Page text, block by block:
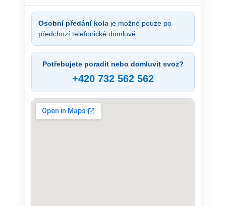
Osobní předání kola je možné pouze po
předchozí telefonické domluvě.
Potřebujete poradit nebo domluvit svoz?
+420 732 562 562